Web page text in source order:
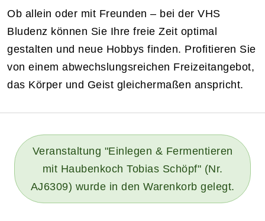
Ob allein oder mit Freunden – bei der VHS
Bludenz können Sie Ihre freie Zeit optimal
gestalten und neue Hobbys finden. Profitieren Sie
von einem abwechslungsreichen Freizeitangebot,
das Körper und Geist gleichermaßen anspricht.
Veranstaltung "Einlegen & Fermentieren
mit Haubenkoch Tobias Schöpf" (Nr.
AJ6309) wurde in den Warenkorb gelegt.